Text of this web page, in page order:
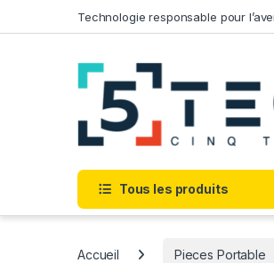
Technologie responsable pour
Tous les produits
Accueil Pieces Portable